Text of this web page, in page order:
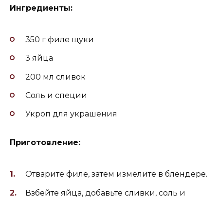
Ингредиенты:
350 г филе щуки
3 яйца
200 мл сливок
Соль и специи
Укроп для украшения
Приготовление:
Отварите филе, затем измелите в блендере.
Взбейте яйца, добавьте сливки, соль и